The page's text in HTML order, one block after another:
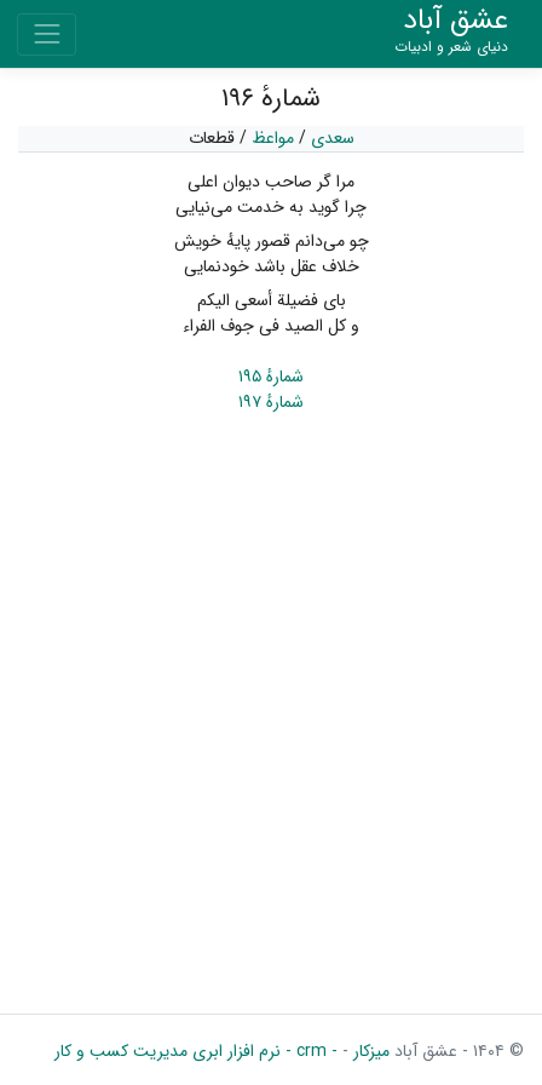
عشق آباد
دنیای شعر و ادبیات
شمارهٔ ۱۹۶
سعدی /مواعظ /قطعات
مرا گر صاحب دیوان اعلی
چرا گوید به خدمت می‌نیایی
چو می‌دانم قصور پایهٔ خویش
خلاف عقل باشد خودنمایی
بای فضیلة أسعی الیکم
و کل الصید فی جوف الفراء
شمارهٔ ۱۹۵
شمارهٔ ۱۹۷
© ۱۴۰۴ - عشق آباد میزکار - - crm - نرم افزار ابری مدیریت کسب و کار